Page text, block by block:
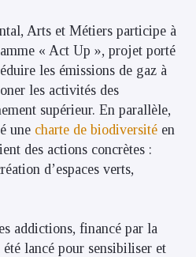
Arts et Métiers participe à
« Act Up », projet porté
les émissions de gaz à
les activités des
supérieur. En parallèle,
une charte de biodiversité en
des actions concrètes :
d’espaces verts,
addictions, financé par la
lancé pour sensibiliser et